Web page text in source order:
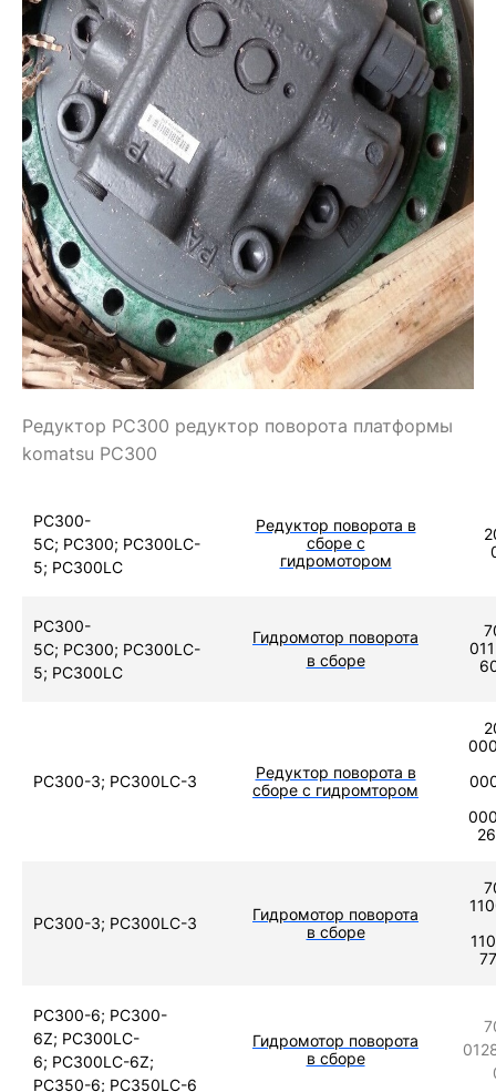
Редуктор РС300 редуктор поворота платформы
komatsu PC300
PC300-
5C; PC300; PC300LC-
5; PC300LC
Редуктор поворота в
сборе с
гидромотором
PC300-
5C; PC300; PC300LC-
5; PC300LC
Гидромотор поворота
в сборе
PC300-3; PC300LC-3
Редуктор поворота в
сборе с гидромтором
PC300-3; PC300LC-3
Гидромотор поворота
в сборе
PC300-6; PC300-
6Z; PC300LC-
6; PC300LC-6Z;
PC350-6; PC350LC-6
Гидромотор поворота
в сборе